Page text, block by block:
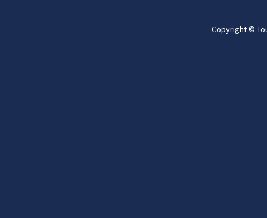
Copyright ©